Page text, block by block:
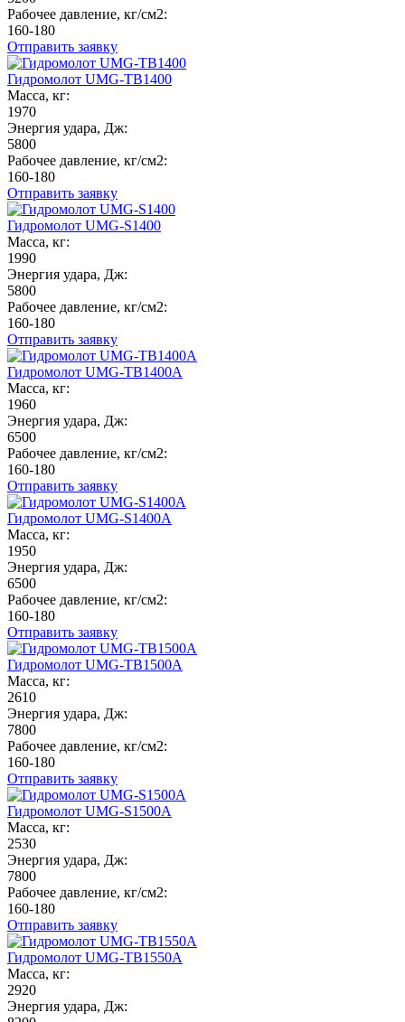
Рабочее давление, кг/см2:
160-180
Отправить заявку
Гидромолот UMG-TB1400
Масса, кг:
1970
Энергия удара, Дж:
5800
Рабочее давление, кг/см2:
160-180
Отправить заявку
Гидромолот UMG-S1400
Масса, кг:
1990
Энергия удара, Дж:
5800
Рабочее давление, кг/см2:
160-180
Отправить заявку
Гидромолот UMG-TB1400A
Масса, кг:
1960
Энергия удара, Дж:
6500
Рабочее давление, кг/см2:
160-180
Отправить заявку
Гидромолот UMG-S1400A
Масса, кг:
1950
Энергия удара, Дж:
6500
Рабочее давление, кг/см2:
160-180
Отправить заявку
Гидромолот UMG-TB1500A
Масса, кг:
2610
Энергия удара, Дж:
7800
Рабочее давление, кг/см2:
160-180
Отправить заявку
Гидромолот UMG-S1500A
Масса, кг:
2530
Энергия удара, Дж:
7800
Рабочее давление, кг/см2:
160-180
Отправить заявку
Гидромолот UMG-TB1550A
Масса, кг:
2920
Энергия удара, Дж: